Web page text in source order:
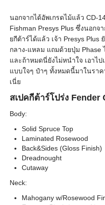
นอกจากได้อัพเกรดไม้แล้ว CD-
Fishman Presys Plus ซึ่งนอกจ
ยกีต้าร์ได้แล้ว เจ้า Presys
กลาง-แหลม แถมด้วยปุ่ม Phase
และถ้าหมดนี่ยังไม่หนำใจ เอาไป
แบบใจๆ ป๋าๆ ทั้งหมดนี้มาในรา
เนี่ย
สเปคกีต้าร์โปร่ง Fender
Body:
Solid Spruce Top
Laminated Rosewood
Back&Sides (Gloss Finish)
Dreadnought
Cutaway
Neck:
Mahogany w/Rosewood